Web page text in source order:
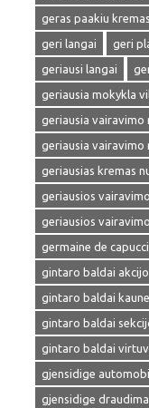
geras paakiu kremas
geri langai
geri
geriausi langai
geriausia mokykla
geriausia vairavimo
geriausia vairavimo
geriausias kremas
geriausios
geriausios
germaine de
gintaro baldai
gintaro baldai kaune
gintaro baldai
gintaro baldai
gjensidige
gjensidige